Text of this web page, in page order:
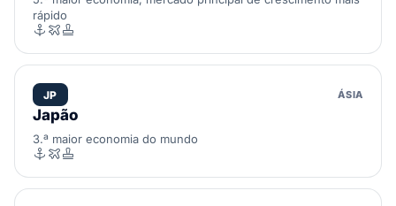
rápido
JP ÁSIA
Japão
3.ª maior economia do mundo